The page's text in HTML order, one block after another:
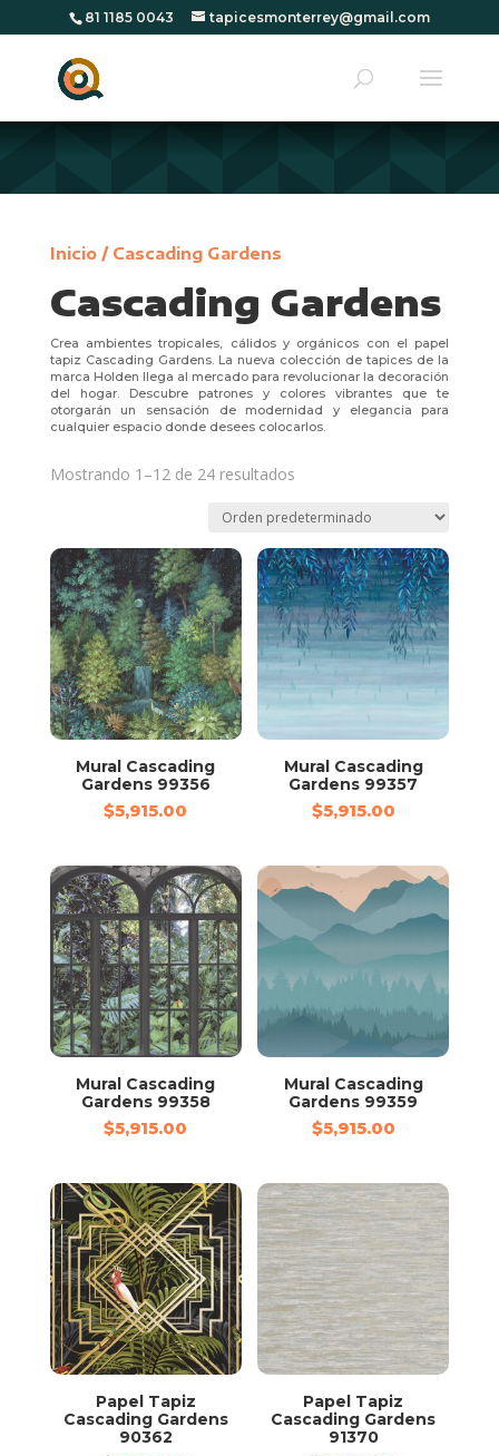
81 1185 0043 tapicesmonterrey@gmail.com
Inicio/ Cascading Gardens
Cascading Gardens
Crea ambientes tropicales, cálidos y orgánicos con el papel
tapiz Cascading Gardens. La nueva colección de tapices de la
marca Holden llega al mercado para revolucionar la decoración
del hogar. Descubre patrones y colores vibrantes que te
otorgarán un sensación de modernidad y elegancia para
cualquier espacio donde desees colocarlos.
Mostrando 1–12 de 24 resultados
Mural Cascading
Gardens 99356
$5,915.00
Mural Cascading
Gardens 99357
$5,915.00
Mural Cascading
Gardens 99358
$5,915.00
Mural Cascading
Gardens 99359
$5,915.00
Papel Tapiz
Cascading Gardens
90362
Papel Tapiz
Cascading Gardens
91370